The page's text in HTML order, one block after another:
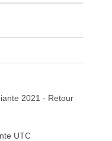
2021 - Retour
UTC